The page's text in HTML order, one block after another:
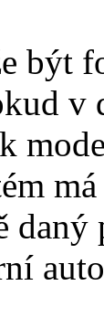
být
v
daný